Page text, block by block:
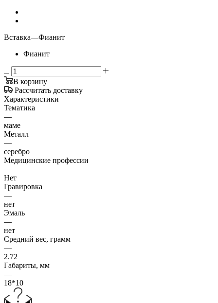
Вставка—Фианит
Фианит
В корзину
Рассчитать доставку
Характеристики
Тематика
—
маме
Металл
—
серебро
Медицинские профессии
—
Нет
Гравировка
—
нет
Эмаль
—
нет
Средний вес, грамм
—
2.72
Габариты, мм
—
18*10